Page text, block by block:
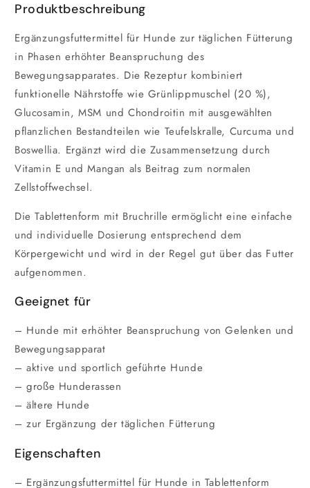
Produktbeschreibung
Ergänzungsfuttermittel für Hunde zur täglichen Fütterung
in Phasen erhöhter Beanspruchung des
Bewegungsapparates. Die Rezeptur kombiniert
funktionelle Nährstoffe wie Grünlippmuschel (20 %),
Glucosamin, MSM und Chondroitin mit ausgewählten
pflanzlichen Bestandteilen wie Teufelskralle, Curcuma und
Boswellia. Ergänzt wird die Zusammensetzung durch
Vitamin E und Mangan als Beitrag zum normalen
Zellstoffwechsel.
Die Tablettenform mit Bruchrille ermöglicht eine einfache
und individuelle Dosierung entsprechend dem
Körpergewicht und wird in der Regel gut über das Futter
aufgenommen.
Geeignet für
– Hunde mit erhöhter Beanspruchung von Gelenken und
Bewegungsapparat
– aktive und sportlich geführte Hunde
– große Hunderassen
– ältere Hunde
– zur Ergänzung der täglichen Fütterung
Eigenschaften
– Ergänzungsfuttermittel für Hunde in Tablettenform